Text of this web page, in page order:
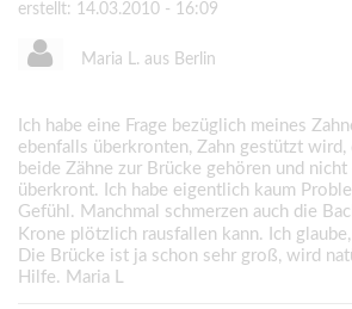
erstellt: 14.03.2010 - 16:09
Maria L. aus Berlin
Ich habe eine Frage bezüglich meines
ebenfalls überkronten, Zahn gestützt
beide Zähne zur Brücke gehören und
überkront. Ich habe eigentlich kaum
Gefühl. Manchmal schmerzen auch die
Krone plötzlich rausfallen kann. Ich
Die Brücke ist ja schon sehr groß, wird
Hilfe. Maria L